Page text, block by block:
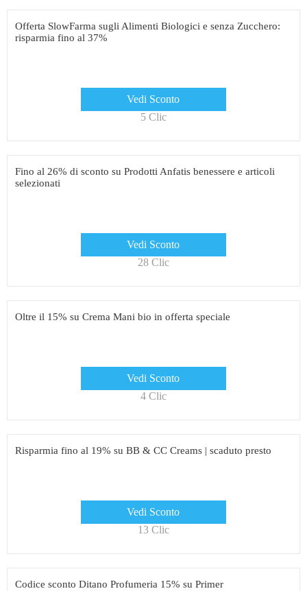
Offerta SlowFarma sugli Alimenti Biologici e senza Zucchero:
risparmia fino al 37%
Vedi Sconto
5 Clic
Fino al 26% di sconto su Prodotti Anfatis benessere e articoli
selezionati
Vedi Sconto
28 Clic
Oltre il 15% su Crema Mani bio in offerta speciale
Vedi Sconto
4 Clic
Risparmia fino al 19% su BB & CC Creams | scaduto presto
Vedi Sconto
13 Clic
Codice sconto Ditano Profumeria 15% su Primer